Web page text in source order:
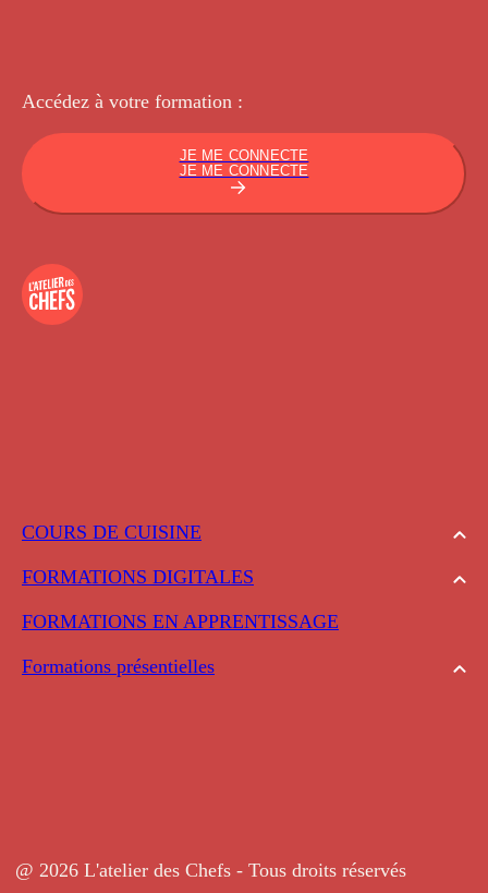
COURS DE CUISINE
FORMATIONS DIGITALES
FORMATIONS EN APPRENTISSAGE
Formations présentielles
Accédez à votre formation :
JE ME CONNECTE
JE ME CONNECTE
@ 2026 L'atelier des Chefs - Tous droits réservés